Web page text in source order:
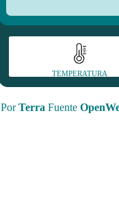
TEMPERATURA
PorTerra Fuente